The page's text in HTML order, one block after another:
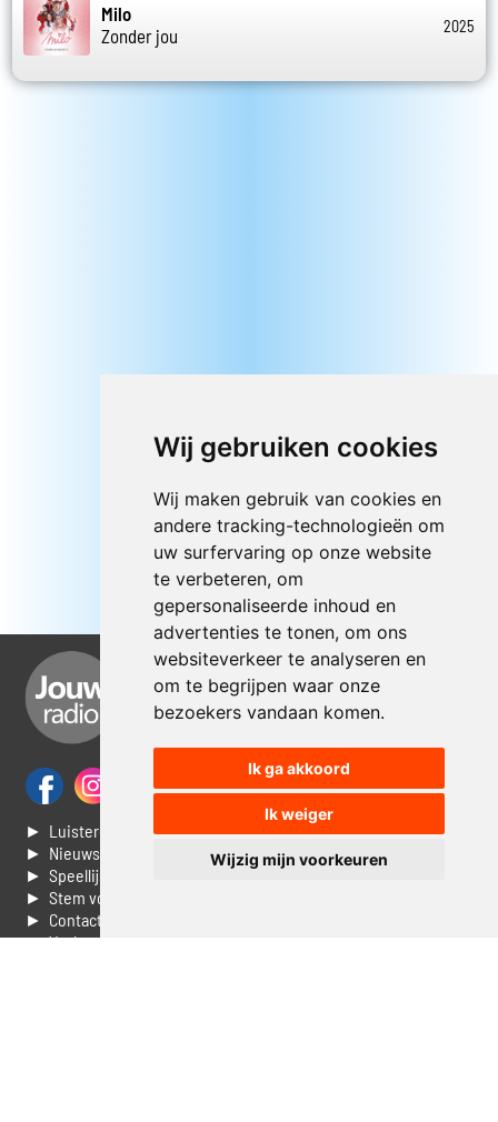
Wij gebruiken cookies
Wij maken gebruik van cookies en
andere tracking-technologieën om
uw surfervaring op onze website
te verbeteren, om
gepersonaliseerde inhoud en
advertenties te tonen, om ons
websiteverkeer te analyseren en
om te begrijpen waar onze
bezoekers vandaan komen.
Ik ga akkoord
Ik weiger
Wijzig mijn voorkeuren
Milo
Zonder jou
2025
► Luisteren naar Jouwradio
► Nieuws
► Speellijst
► Stem voor de Dag top 3
► Contacteer ons
► Vaak gestelde vragen